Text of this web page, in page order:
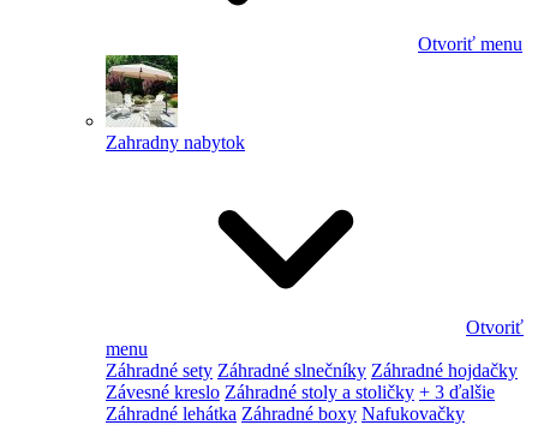
Otvoriť menu
Zahradny nabytok
Otvoriť
menu
Záhradné sety Záhradné slnečníky Záhradné hojdačky
Závesné kreslo Záhradné stoly a stoličky + 3 ďalšie
Záhradné lehátka Záhradné boxy Nafukovačky